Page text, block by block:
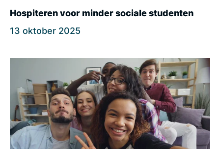
Hospiteren voor minder sociale studenten
13 oktober 2025